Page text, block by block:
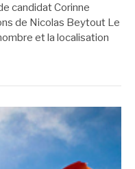
candidat Corinne
de Nicolas Beytout Le
et la localisation